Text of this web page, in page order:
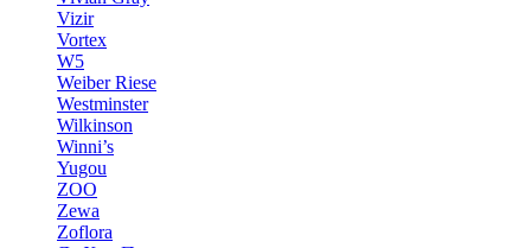
Vizir
Vortex
W5
Weiber Riese
Westminster
Wilkinson
Winni’s
Yugou
ZOO
Zewa
Zoflora